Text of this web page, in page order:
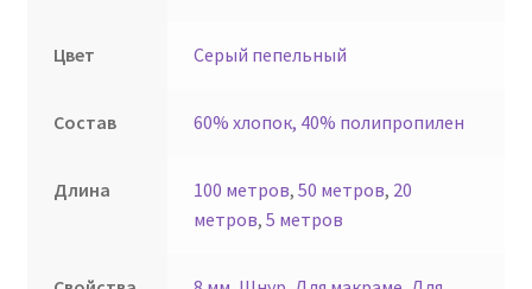
Цвет Серый пепельный
Состав 60% хлопок, 40% полипропилен
Длина 100 метров,50 метров, 20
метров,5 метров